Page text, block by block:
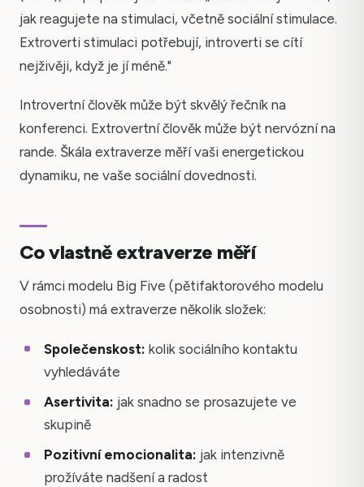
jak reagujete na stimulaci, včetně sociální stimulace.
Extroverti stimulaci potřebují, introverti se cítí
nejživěji, když je jí méně."
Introvertní člověk může být skvělý řečník na
konferenci. Extrovertní člověk může být nervózní na
rande. Škála extraverze měří vaši energetickou
dynamiku, ne vaše sociální dovednosti.
Co vlastně extraverze měří
V rámci modelu Big Five (pětifaktorového modelu
osobnosti) má extraverze několik složek:
Společenskost: kolik sociálního kontaktu
vyhledáváte
Asertivita: jak snadno se prosazujete ve
skupině
Pozitivní emocionalita: jak intenzivně
prožíváte nadšení a radost